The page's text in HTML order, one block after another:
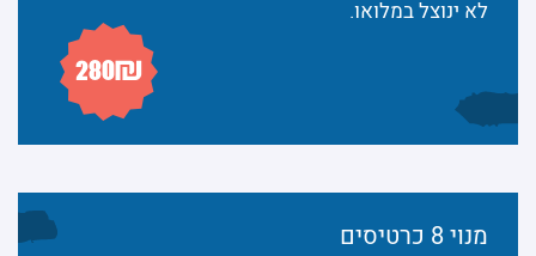
לא ינוצל במלואו.
מנוי 8 כרטיסים